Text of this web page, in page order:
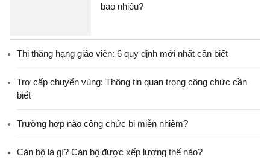
bao nhiêu?
Thi thăng hạng giáo viên: 6 quy định mới nhất cần biết
Trợ cấp chuyển vùng: Thông tin quan trọng công chức cần
biết
Trường hợp nào công chức bị miễn nhiệm?
Cán bộ là gì? Cán bộ được xếp lương thế nào?